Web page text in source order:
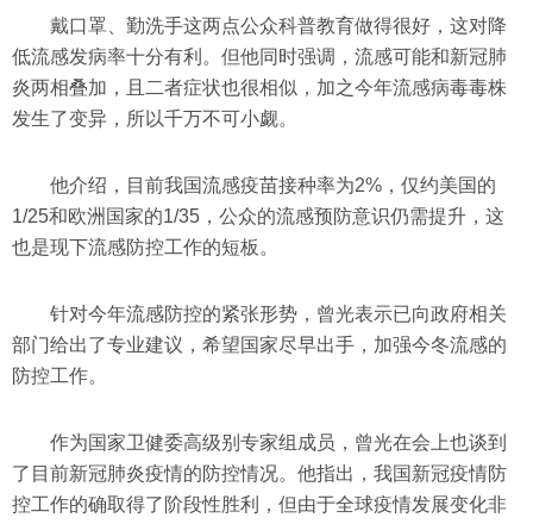
戴口罩、勤洗手这两点公众科普教育做得很好，这对降
低流感发病率十分有利。但他同时强调，流感可能和新冠肺
炎两相叠加，且二者症状也很相似，加之今年流感病毒毒株
发生了变异，所以千万不可小觑。
他介绍，目前我国流感疫苗接种率为2%，仅约美国的
1/25和欧洲国家的1/35，公众的流感预防意识仍需提升，这
也是现下流感防控工作的短板。
针对今年流感防控的紧张形势，曾光表示已向政府相关
部门给出了专业建议，希望国家尽早出手，加强今冬流感的
防控工作。
作为国家卫健委高级别专家组成员，曾光在会上也谈到
了目前新冠肺炎疫情的防控情况。他指出，我国新冠疫情防
控工作的确取得了阶段性胜利，但由于全球疫情发展变化非